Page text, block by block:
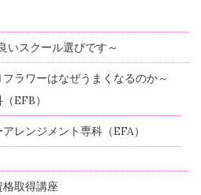
いスクール選びです～
ラワーはなぜうまくなるのか～
EFB）
レンジメント専科（EFA）
格取得講座